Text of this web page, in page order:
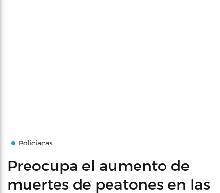
Policíacas
Preocupa el aumento de
muertes de peatones en las